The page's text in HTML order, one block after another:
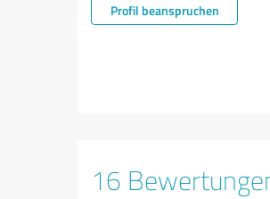
Profil beanspruchen
16